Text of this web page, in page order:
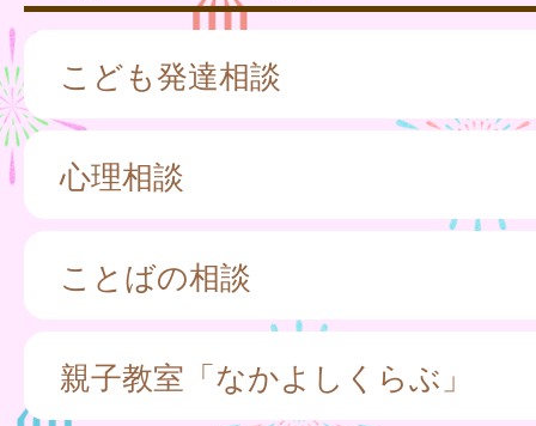
こども発達相談
心理相談
ことばの相談
親子教室「なかよしくらぶ」